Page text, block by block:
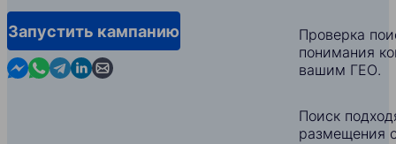
Запустить кампанию
Contact us in Messenger
Contact us in WhatsApp
Contact us in Telegram
Contact us in Linkedin
Contact us by email
Проверка
понимания
вашим ГЕО.
Поиск
размещения